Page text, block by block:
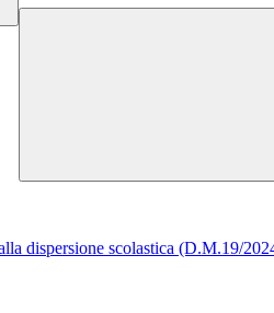
dispersione scolastica (D.M.19/